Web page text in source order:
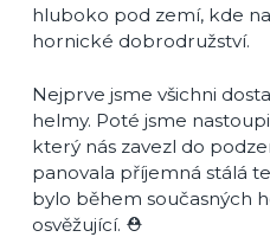
hluboko pod zemí, kde
hornické dobrodružství.
Nejprve jsme všichni
helmy. Poté jsme
který nás zavezl do
panovala příjemná stálá
bylo během současných
osvěžující. ⛑️